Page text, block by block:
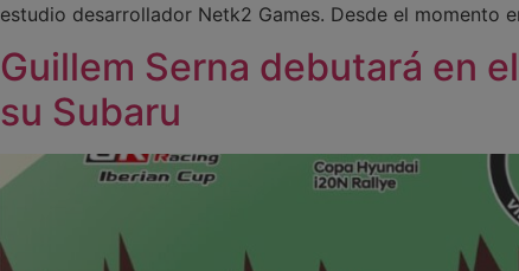
estudio desarrollador Netk2 Games. Desde el momento
Guillem Serna debutará en
su Subaru